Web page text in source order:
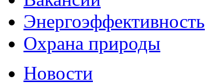
Энергоэффективность
Охрана природы
Новости